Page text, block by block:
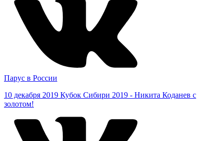
Парус в России
10 декабря 2019 Кубок Сибири 2019 - Никита Коданев с
золотом!